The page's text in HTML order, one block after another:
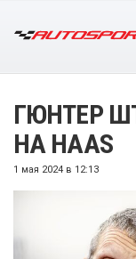
ГЮНТЕР
НА HAAS
1 мая 2024 в 12:13